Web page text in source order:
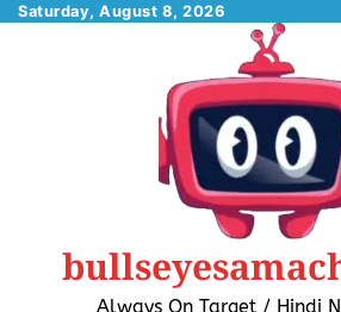
SkipSaturday, August 8, 2026
Always On Target / Hindi